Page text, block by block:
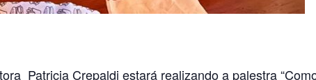
Patricia Crepaldi estará realizando a palestra